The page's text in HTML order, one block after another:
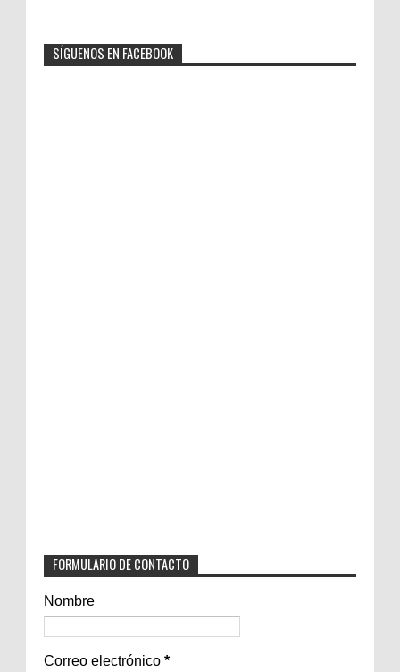
SÍGUENOS EN FACEBOOK
FORMULARIO DE CONTACTO
Nombre
Correo electrónico *